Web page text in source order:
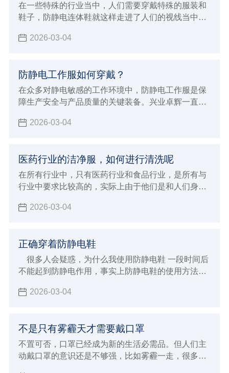
在一些特殊的行业当中，人们需要穿戴特殊的服装和
鞋子，防静电连体鞋就这样走进了人们的视线当中，
以自然希望它能够有较长的使用寿命，那么如何才能
2026-03-04
防静电工作服如何穿戴？
在众多对静电敏感的工作环境中，防静电工作服是保
障生产安全与产品质量的关键装备。兴业卓辉一直致
家详细介绍防静电工作服的正确穿戴方法及其重要意
2026-03-04
医药行业的洁净服，如何进行清洗呢
在所有行业中，只有医药行业和食品行业，是所有与
行业中要求比较高的，实际上由于他们是和人们身体
的洁净度上有如此高的要求，今天，小编和大家了解
2026-03-04
正确穿着防静电鞋
很多人会疑惑，为什么我使用防静电鞋 一段时间后
不能起到防静电作用，事实上防静电鞋的使用方法很
如何正确使用呢？
2026-03-04
不是只有雾霾天才需要戴口罩
不置可否，口罩已经成为新的生活必需品。但人们主
动戴口罩的意识还是不够强，比如雾霾一走，很多人